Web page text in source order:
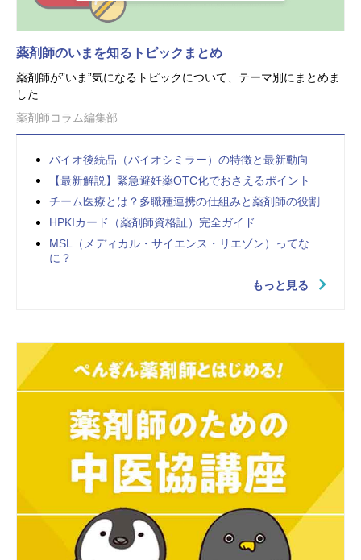
薬剤師のいまを知るトピックまとめ
薬剤師が”いま”気になるトピックについて、テーマ別にまとめま
した
薬剤師コラム編集部
バイオ後続品（バイオシミラー）の特徴と最新動向
【最新解説】緊急避妊薬OTC化でおさえるポイント
チーム医療とは？多職種連携の仕組みと薬剤師の役割
HPKIカード（薬剤師資格証）完全ガイド
MSL（メディカル・サイエンス・リエゾン）ってな
に？
もっと見る